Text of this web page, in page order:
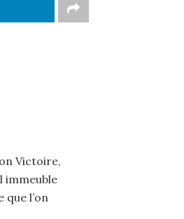
Victoire,
immeuble
l’on